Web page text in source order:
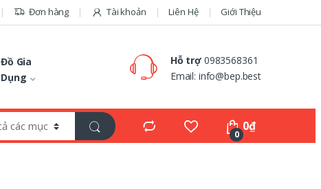
Đơn hàng Tài khoản Liên Hệ Giới Thiệu
Đồ Gia
Dụng
Hỗ trợ0983568361
Email: info@bep.best
0
0₫